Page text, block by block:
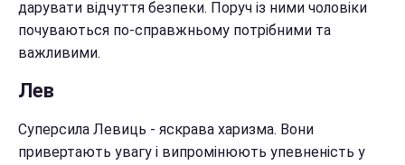
дарувати відчуття безпеки. Поруч із ними чоловіки
почуваються по-справжньому потрібними та
важливими.
Лев
Суперсила Левиць - яскрава харизма. Вони
привертають увагу і випромінюють упевненість у